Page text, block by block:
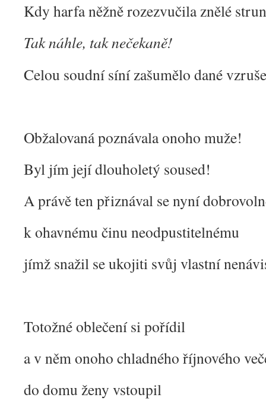
Kdy harfa něžně rozezvučila znělé
Tak náhle, tak nečekaně!
Celou soudní síní zašumělo dané
Obžalovaná poznávala onoho muže!
Byl jím její dlouholetý soused!
A právě ten přiznával se nyní
k ohavnému činu neodpustitelnému
jímž snažil se ukojiti svůj vlastní
Totožné oblečení si pořídil
a v něm onoho chladného říjnového
do domu ženy vstoupil